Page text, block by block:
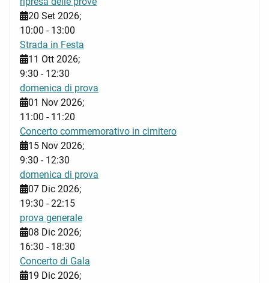
20 Set 2026;
10:00 - 13:00
Strada in Festa
11 Ott 2026;
9:30 - 12:30
domenica di prova
01 Nov 2026;
11:00 - 11:20
Concerto commemorativo in cimitero
15 Nov 2026;
9:30 - 12:30
domenica di prova
07 Dic 2026;
19:30 -22:15
prova generale
08 Dic 2026;
16:30 - 18:30
Concerto di Gala
19 Dic 2026;